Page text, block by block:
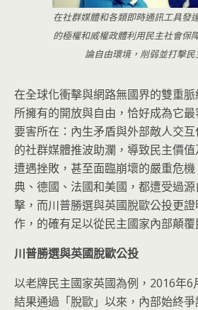
在社群媒體和各類即時通訊工具發
的極權和威權政體利用民主社會保
論自由環境，削弱並打擊民
在全球化衝擊與網路無國界的雙重
所擁有的開放與自由，恰好成為它
要害所在：內生矛盾與外部敵人交
的社群媒體推波助瀾，導致民主價
遭遇挫敗，甚至面臨崩壞的嚴重危
典、德國、法國和美國，都遭受過
擊，而川普勝選與英國脫歐公投更
作，的確有足以從民主國家內部顛覆
川普勝選與英國脫歐公投
以老牌民主國家英國為例，2016年6
結果通過「脫歐」以來，內部始終